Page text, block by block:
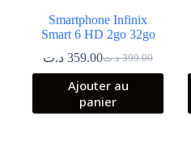
Smartphone Infinix
Smart 6 HD 2go 32go
399.00 د.تLe
prix
initial
était :
359.00 د.ت
Le
prix
actuel
est :
Ajouter au
panier